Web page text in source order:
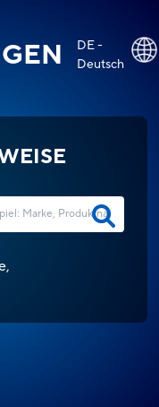
DE -
Deutsch